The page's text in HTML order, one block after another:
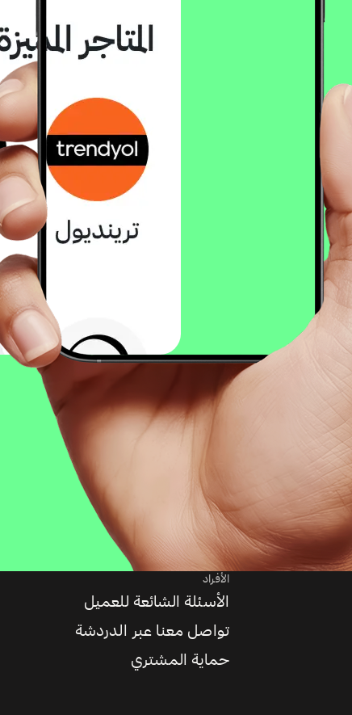
الأفراد
الأسئلة الشائعة للعميل
تواصل معنا عبر الدردشة
حماية المشتري